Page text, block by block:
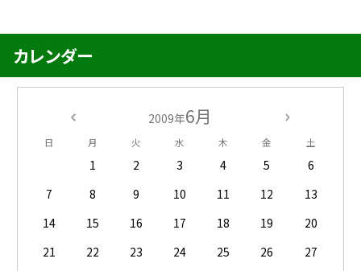
カレンダー
2009年6月
日 月 火 水 木 金 土
1 2 3 4 5
6
7
8 9 10 11 12
13
14
15 16 17 18 19
20
21
22 23 24 25 26
27